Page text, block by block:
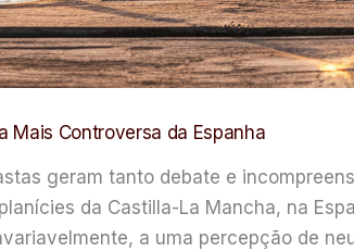
Mais Controversa da Espanha
geram tanto debate e
da Castilla-La Mancha, na
a uma percepção de